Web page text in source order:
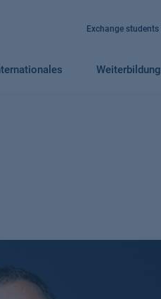
Exchange students
Weiterbildung